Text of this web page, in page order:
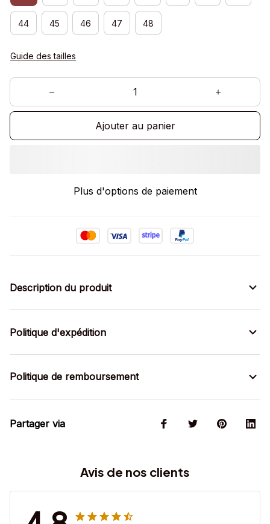
44 45 46 47 48
Guide des tailles
Ajouter au panier
Plus d'options de paiement
Description du produit
Politique d'expédition
Politique de remboursement
Partager via
Avis de nos clients